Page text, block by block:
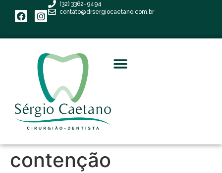
(32) 3362-9494
contato@drsergiocaetano.com.br
contenção